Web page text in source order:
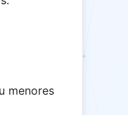
menores